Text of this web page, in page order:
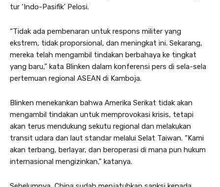
tur ‘Indo-Pasifik’ Pelosi.
“Tidak ada pembenaran untuk respons militer yang
ekstrem, tidak proporsional, dan meningkat ini. Sekarang,
mereka telah mengambil tindakan berbahaya ke tingkat
yang baru,” kata Blinken dalam konferensi pers di sela-sela
pertemuan regional ASEAN di Kamboja.
Blinken menekankan bahwa Amerika Serikat tidak akan
mengambil tindakan untuk memprovokasi krisis, tetapi
akan terus mendukung sekutu regional dan melakukan
transit udara dan laut standar melalui Selat Taiwan. “Kami
akan terbang, berlayar, dan beroperasi di mana pun hukum
internasional mengizinkan,” katanya.